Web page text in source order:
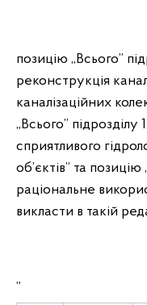
позицію „Всього”
реконструкція
каналізаційних
„Всього” підрозділу
сприятливого
об’єктів” та
раціональне
викласти в такій
„